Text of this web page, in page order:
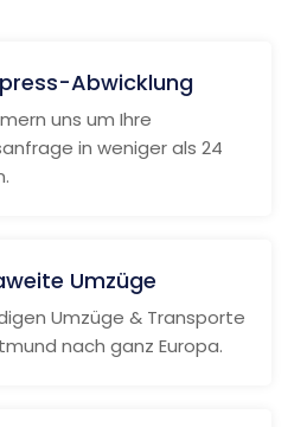
Abwicklung
uns um Ihre
in weniger als 24
Umzüge
Umzüge & Transporte
nach ganz Europa.